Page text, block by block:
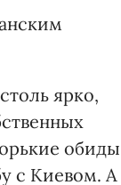
ярко,
обиды
с Киевом. А